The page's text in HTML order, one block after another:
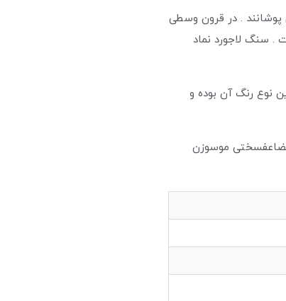
پوشانند . در قرون وسطی
. سنگ لاجورد نماد
نوع رنگ آن بوده و
موسوزن